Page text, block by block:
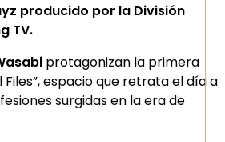
producido por la División
TV.
protagonizan la primera
espacio que retrata el día a
surgidas en la era de